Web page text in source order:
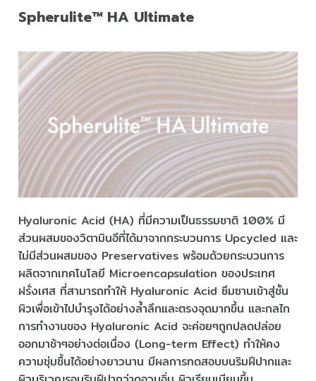
Spherulite™ HA Ultimate
Hyaluronic Acid (HA) ที่มีความเป็นธรรมชาติ 100% มี
ส่วนผสมของวิตามินอีที่ได้มาจากกระบวนการ Upcycled และ
ไม่มีส่วนผสมของ Preservatives พร้อมด้วยกระบวนการ
ผลิตจากเทคโนโลยี Microencapsulation ของประเทศ
ฝรั่งเศส ที่สามารถทำให้ Hyaluronic Acid ซึมซาบเข้าสู่ชั้น
ผิวเพื่อเข้าไปบำรุงได้อย่างล้ำลึกและตรงจุดมากขึ้น และกลไก
การทำงานของ Hyaluronic Acid จะค่อยๆถูกปลดปล่อย
ออกมาช้าๆอย่างต่อเนื่อง (Long-term Effect) ทำให้คง
ความชุ่มชื้นได้อย่างยาวนาน มีผลการทดสอบบนริมฝีปากและ